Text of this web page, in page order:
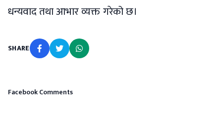
धन्यवाद तथा आभार व्यक्त गरेको छ।
SHARE
Facebook Comments